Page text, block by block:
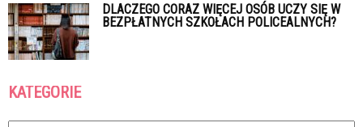
DLACZEGO CORAZ WIĘCEJ OSÓB UCZY SIĘ W
BEZPŁATNYCH SZKOŁACH POLICEALNYCH?
KATEGORIE
Kategorie